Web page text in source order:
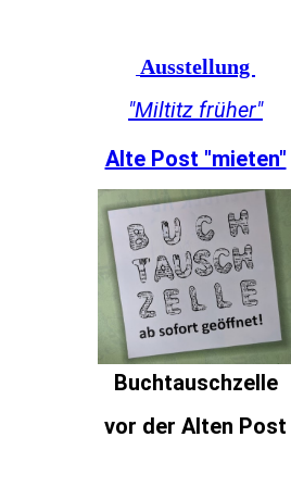
Ausstellung
"Miltitz früher"
Alte Post "mieten"
Buchtauschzelle
vor der Alten Post